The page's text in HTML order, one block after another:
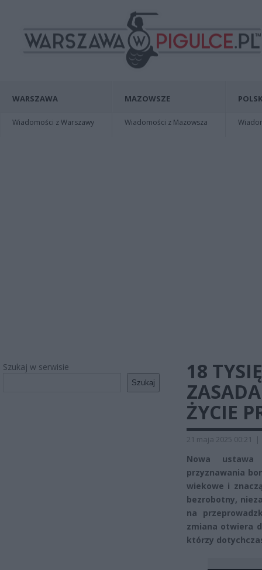
WARSZAWA
Wiadomości z Warszawy
MAZOWSZE
Wiadomości z Mazowsza
Szukaj w serwisie
Szukaj
18
ŻYCIE
21 maja 2025 00:21 |
Nowa ustawa
przyznawania
wiekowe i
bezrobotny,
na
zmiana otwiera
którzy